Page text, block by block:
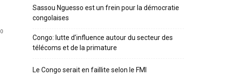
0
Sassou Nguesso est un frein pour la démocratie
congolaises
Congo: lutte d’influence autour du secteur des
télécoms et de la primature
Le Congo serait en faillite selon le FMI